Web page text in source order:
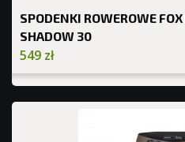
SPODENKI ROWEROWE
SHADOW 30
549 zł